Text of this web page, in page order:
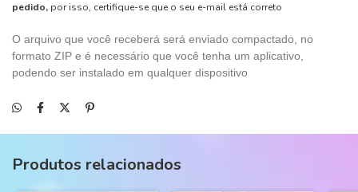
pedido, por isso, certifique-se que o seu e-mail está correto
O arquivo que você receberá será enviado compactado, no
formato ZIP e é necessário que você tenha um aplicativo,
podendo ser instalado em qualquer dispositivo
Produtos relacionados